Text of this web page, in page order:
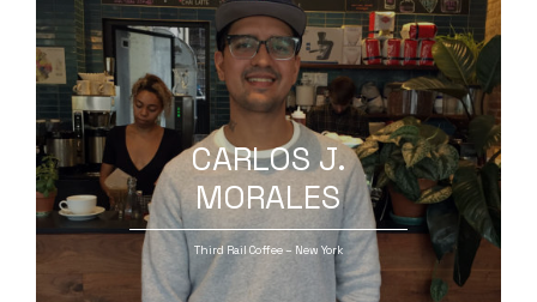
CARLOS J.
MORALES
Third Rail Coffee – New York